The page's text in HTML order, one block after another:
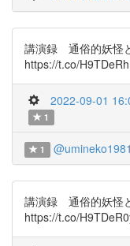
講演録 通俗的妖怪
https://t.co/
2022-09-01
1
1 @umineko1981
講演録 通俗的妖怪
https://t.co/